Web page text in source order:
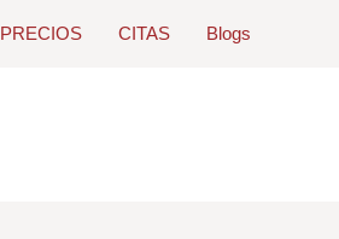
PRECIOS CITAS
Blogs